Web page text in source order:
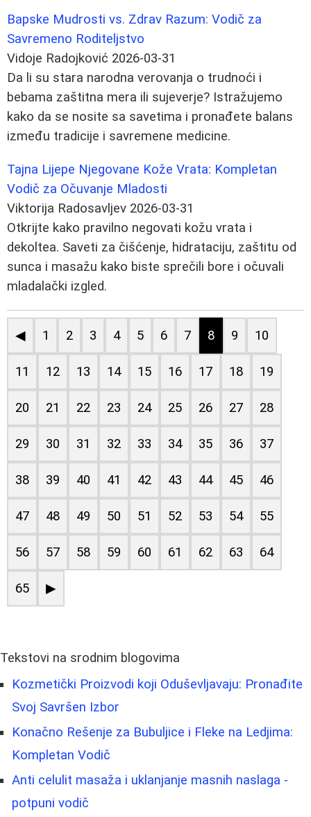
Bapske Mudrosti vs. Zdrav Razum: Vodič za
Savremeno Roditeljstvo
Vidoje Radojković 2026-03-31
Da li su stara narodna verovanja o trudnoći i
bebama zaštitna mera ili sujeverje? Istražujemo
kako da se nosite sa savetima i pronađete balans
između tradicije i savremene medicine.
Tajna Lijepe Njegovane Kože Vrata: Kompletan
Vodič za Očuvanje Mladosti
Viktorija Radosavljev 2026-03-31
Otkrijte kako pravilno negovati kožu vrata i
dekoltea. Saveti za čišćenje, hidrataciju, zaštitu od
sunca i masažu kako biste sprečili bore i očuvali
mladalački izgled.
◀ 1 2 3 4 5 6 7 8 9 10
11 12 13 14 15 16 17 18 19
20 21 22 23 24 25 26 27 28
29 30 31 32 33 34 35 36 37
38 39 40 41 42 43 44 45 46
47 48 49 50 51 52 53 54 55
56 57 58 59 60 61 62 63 64
65 ▶
Tekstovi na srodnim blogovima
Kozmetički Proizvodi koji Oduševljavaju: Pronađite
Svoj Savršen Izbor
Konačno Rešenje za Bubuljice i Fleke na Ledjima:
Kompletan Vodič
Anti celulit masaža i uklanjanje masnih naslaga -
potpuni vodič